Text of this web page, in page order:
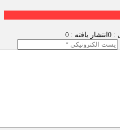
0 انتشار یافته : 0